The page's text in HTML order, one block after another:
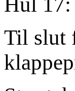
Til slut